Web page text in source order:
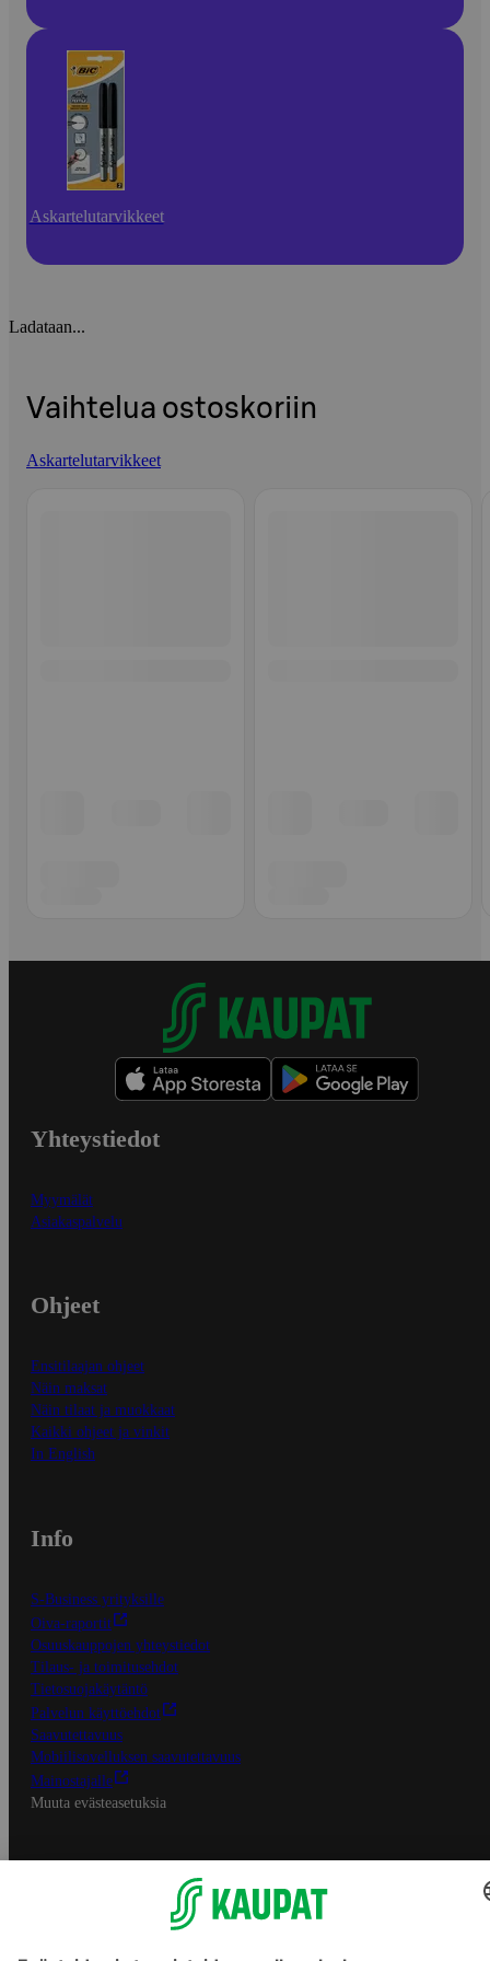
Askartelutarvikkeet
Ladataan...
Vaihtelua ostoskoriin
Askartelutarvikkeet
Yhteystiedot
Myymälät
Asiakaspalvelu
Ohjeet
Ensitilaajan ohjeet
Näin maksat
Näin tilaat ja muokkaat
Kaikki ohjeet ja vinkit
In English
Info
S-Business yrityksille
Oiva-raportit
Osuuskauppojen yhteystiedot
Tilaus- ja toimitusehdot
Tietosuojakäytäntö
Palvelun käyttöehdot
Saavutettavuus
Mobiilisovelluksen saavutettavuus
Mainostajalle
Muuta evästeasetuksia
S-ryhmän palvelut